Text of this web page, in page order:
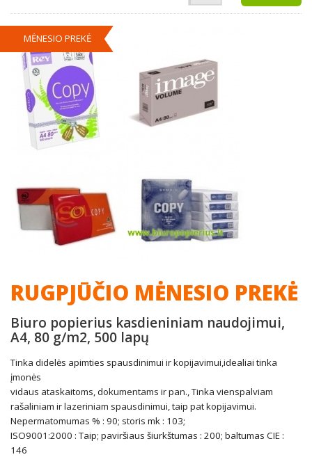
MĖNESIO PREKĖ
RUGPJŪČIO MĖNESIO PREKĖ
Biuro popierius kasdieniniam naudojimui,
A4, 80 g/m2, 500 lapų
Tinka didelės apimties spausdinimui ir kopijavimui,idealiai tinka
įmonės
vidaus ataskaitoms, dokumentams ir pan., Tinka vienspalviam
rašaliniam ir lazeriniam spausdinimui, taip pat kopijavimui.
Nepermatomumas % : 90; storis mk : 103;
ISO9001:2000 : Taip; paviršiaus šiurkštumas : 200; baltumas CIE :
146